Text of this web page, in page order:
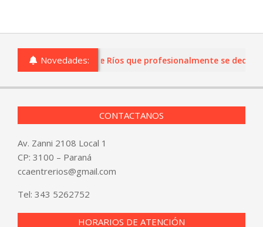
Novedades:
o comercios de Entre Ríos que profesionalmente se
CONTACTANOS
Av. Zanni 2108 Local 1
CP: 3100 – Paraná
ccaentrerios@gmail.com
Tel: 343 5262752
HORARIOS DE ATENCIÓN